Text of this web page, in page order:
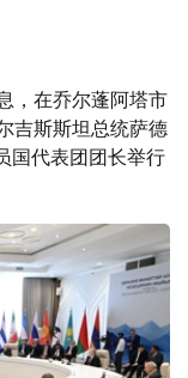
，在乔尔蓬阿塔市
吉斯斯坦总统萨德
国代表团团长举行